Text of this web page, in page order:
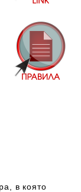
в която